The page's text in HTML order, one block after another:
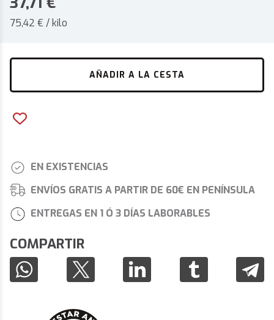
75,42 € / kilo
AÑADIR A LA CESTA
EN EXISTENCIAS
ENVÍOS GRATIS A PARTIR DE 60€ EN PENÍNSULA
ENTREGAS EN 1 Ó 3 DÍAS LABORABLES
COMPARTIR